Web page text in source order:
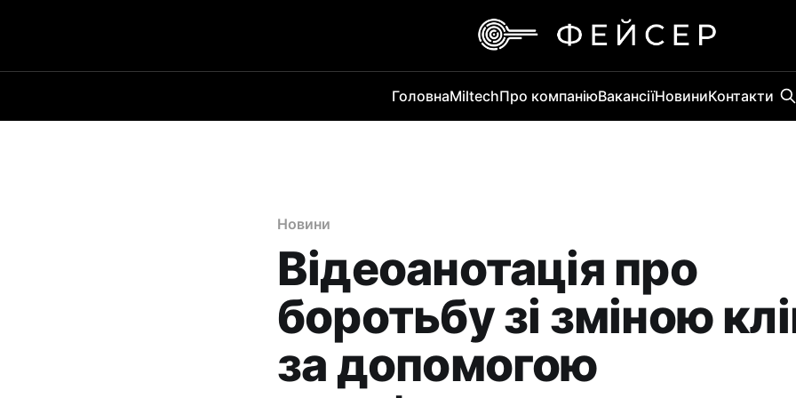
ГоловнаMiltechПро компаніюВакансіїНовиниКонтакти
Новини
Відеоанотація про
боротьбу зі зміною
за допомогою